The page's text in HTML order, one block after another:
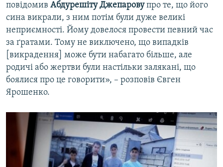
повідомив Абдурешіту Джепаровупро те, що його
сина викрали, з ним потім були дуже великі
неприємності. Йому довелося провести певний час
за ґратами. Тому не виключено, що випадків
[викрадення] може бути набагато більше, але
родичі або жертви були настільки залякані, що
боялися про це говорити», – розповів Євген
Ярошенко.